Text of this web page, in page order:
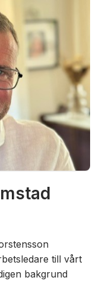
till vårt
bakgrund